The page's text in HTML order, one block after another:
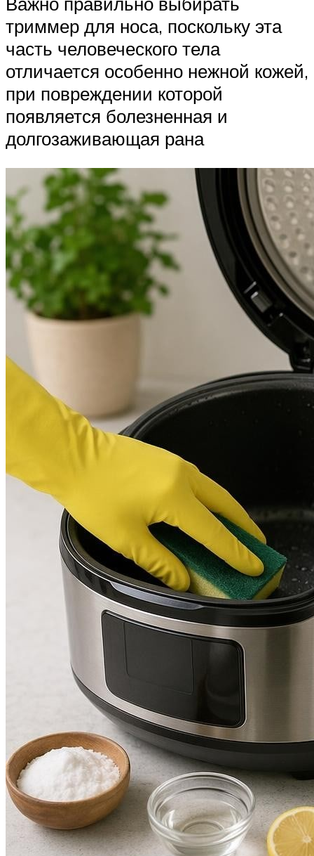
триммер для носа, поскольку эта
часть человеческого тела
отличается особенно нежной кожей,
при повреждении которой
появляется болезненная и
долгозаживающая рана